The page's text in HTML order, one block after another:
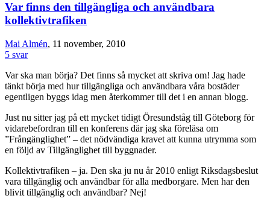
Var finns den tillgängliga och användbara
kollektivtrafiken
Mai Almén, 11 november, 2010
5 svar
Var ska man börja? Det finns så mycket att skriva om! Jag hade
tänkt börja med hur tillgängliga och användbara våra bostäder
egentligen byggs idag men återkommer till det i en annan blogg.
Just nu sitter jag på ett mycket tidigt Öresundståg till Göteborg för
vidarebefordran till en konferens där jag ska föreläsa om
”Frångänglighet” – det nödvändiga kravet att kunna utrymma som
en följd av Tillgänglighet till byggnader.
Kollektivtrafiken – ja. Den ska ju nu år 2010 enligt Riksdagsbeslut
vara tillgänglig och användbar för alla medborgare. Men har den
blivit tillgänglig och användbar? Nej!